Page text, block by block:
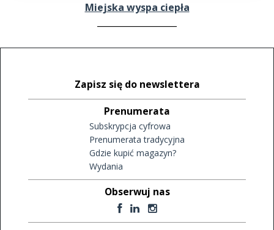
Miejska wyspa ciepła
Zapisz się do newslettera
Prenumerata
Subskrypcja cyfrowa
Prenumerata tradycyjna
Gdzie kupić magazyn?
Wydania
Obserwuj nas